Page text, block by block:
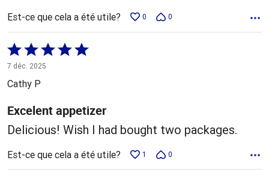
Est-ce que cela a été utile? 0 0
Coté
5 sur
5
7 déc. 2025
Cathy P
Excelent appetizer
Delicious! Wish I had bought two packages.
Est-ce que cela a été utile? 1 0